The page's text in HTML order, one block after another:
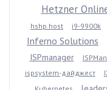
Hetzner
hshp.host
i9-9900k
Inferno Solutions
ISPmanager
ispsystem-дайджест